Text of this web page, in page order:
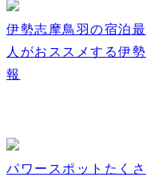
伊勢志摩鳥羽の宿泊
人がおススメする伊
報
パワースポットたく